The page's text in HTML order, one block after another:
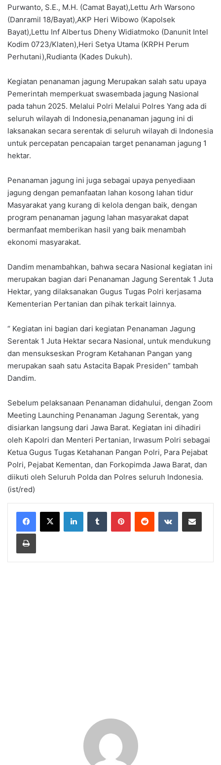
Purwanto, S.E., M.H. (Camat Bayat),Lettu Arh Warsono
(Danramil 18/Bayat),AKP Heri Wibowo (Kapolsek
Bayat),Lettu Inf Albertus Dheny Widiatmoko (Danunit Intel
Kodim 0723/Klaten),Heri Setya Utama (KRPH Perum
Perhutani),Rudianta (Kades Dukuh).
Kegiatan penanaman jagung Merupakan salah satu upaya
Pemerintah memperkuat swasembada jagung Nasional
pada tahun 2025. Melalui Polri Melalui Polres Yang ada di
seluruh wilayah di Indonesia,penanaman jagung ini di
laksanakan secara serentak di seluruh wilayah di Indonesia
untuk percepatan pencapaian target penanaman jagung 1
hektar.
Penanaman jagung ini juga sebagai upaya penyediaan
jagung dengan pemanfaatan lahan kosong lahan tidur
Masyarakat yang kurang di kelola dengan baik, dengan
program penanaman jagung lahan masyarakat dapat
bermanfaat memberikan hasil yang baik menambah
ekonomi masyarakat.
Dandim menambahkan, bahwa secara Nasional kegiatan ini
merupakan bagian dari Penanaman Jagung Serentak 1 Juta
Hektar, yang dilaksanakan Gugus Tugas Polri kerjasama
Kementerian Pertanian dan pihak terkait lainnya.
“ Kegiatan ini bagian dari kegiatan Penanaman Jagung
Serentak 1 Juta Hektar secara Nasional, untuk mendukung
dan mensukseskan Program Ketahanan Pangan yang
merupakan saah satu Astacita Bapak Presiden” tambah
Dandim.
Sebelum pelaksanaan Penanaman didahului, dengan Zoom
Meeting Launching Penanaman Jagung Serentak, yang
disiarkan langsung dari Jawa Barat. Kegiatan ini dihadiri
oleh Kapolri dan Menteri Pertanian, Irwasum Polri sebagai
Ketua Gugus Tugas Ketahanan Pangan Polri, Para Pejabat
Polri, Pejabat Kementan, dan Forkopimda Jawa Barat, dan
diikuti oleh Seluruh Polda dan Polres seluruh Indonesia.
(ist/red)